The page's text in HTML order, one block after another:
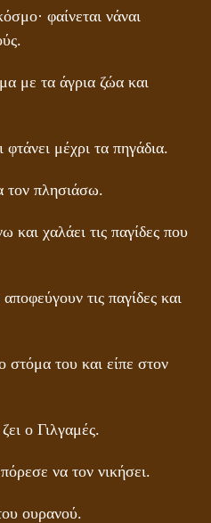
φαίνεται νάναι
με τα άγρια ζώα και
μέχρι τα πηγάδια.
τον πλησιάσω.
και χαλάει τις παγίδες που
τις παγίδες και
στόμα του και είπε στον
ο Γιλγαμές.
να τον νικήσει.
ουρανού.